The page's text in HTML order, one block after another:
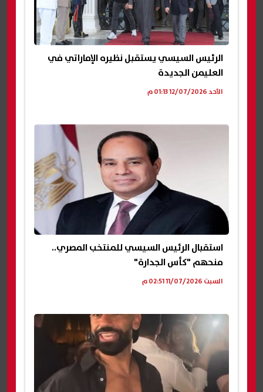
الرئيس السيسي يستقبل نظيره الإماراتي في
العليمن الجديدة
الأحد 12/07/2026 01:13 م
استقبال الرئيس السيسي للمنتخب المصري..
منحهم "كأس الجدارة"
السبت 11/07/2026 02:51 م